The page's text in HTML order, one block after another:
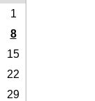
1
8
15
22
29